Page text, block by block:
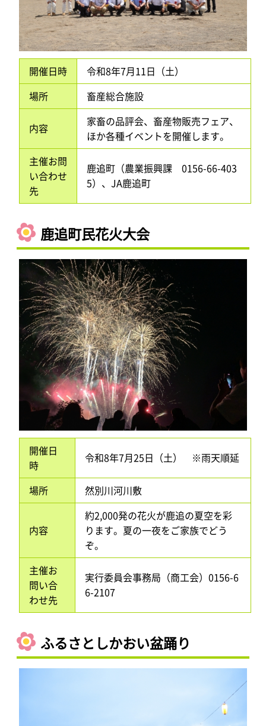
開催日時
令和8年7月11日（土）
場所
畜産総合施設
内容
家畜の品評会、畜産物販売フェア、
ほか各種イベントを開催します。
主催お問
い合わせ
先
鹿追町（農業振興課 0156-66-403
5）、JA鹿追町
鹿追町民花火大会
開催日
時
令和8年7月25日（土） ※雨天順延
場所 然別川河川敷
内容
約2,000発の花火が鹿追の夏空を彩
ります。夏の一夜をご家族でどう
ぞ。
主催お
問い合
わせ先
実行委員会事務局（商工会）0156-6
6-2107
ふるさとしかおい盆踊り